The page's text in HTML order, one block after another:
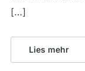
[…]
Lies mehr